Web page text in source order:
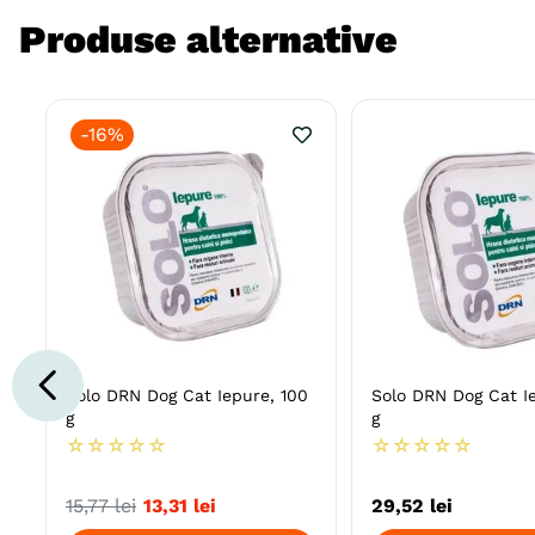
Produse alternative
-16%
Solo DRN Dog Cat Iepure, 100
g
☆ ☆ ☆ ☆ ☆
15,77 lei 13,31 lei
Solo DRN Dog Cat
g
☆ ☆ ☆ ☆ ☆
29,52 lei